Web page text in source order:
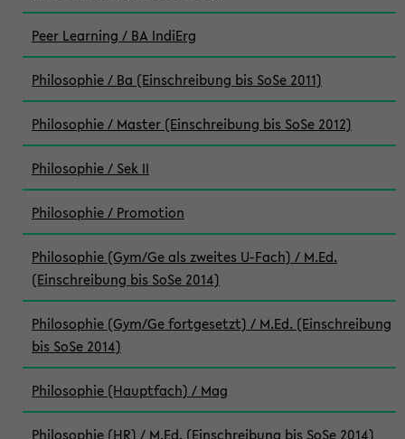
Peer Learning / BA IndiErg
Philosophie / Ba (Einschreibung bis SoSe 2011)
Philosophie / Master (Einschreibung bis SoSe 2012)
Philosophie / Sek II
Philosophie / Promotion
Philosophie (Gym/Ge als zweites U-Fach) / M.Ed.
(Einschreibung bis SoSe 2014)
Philosophie (Gym/Ge fortgesetzt) / M.Ed. (Einschreibung
bis SoSe 2014)
Philosophie (Hauptfach) / Mag
Philosophie (HR) / M.Ed. (Einschreibung bis SoSe 2014)